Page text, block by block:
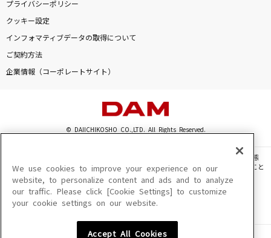
プライバシーポリシー
クッキー設定
インフォマティブデータの取得について
ご契約方法
企業情報（コーポレートサイト）
© DAIICHIKOSHO CO.,LTD. All Rights Reserved.
このサイトに掲載されている一切の文章・画像・写真・動画・音声等を、手段や形態
を問わず、著作権法の定める範囲を超えて無断で複製、転載、ファイル化などすること
を禁じます。
楽曲及びコンテンツは、機種によりご利用いただけない場合があります。
楽曲及びコンテンツの配信日、配信内容が変更になる場合があります。
We use cookies to improve your experience on our
website, to personalize content and ads and to analyze
our traffic. Please click [Cookie Settings] to customize
your cookie settings on our website.
Accept All Cookies